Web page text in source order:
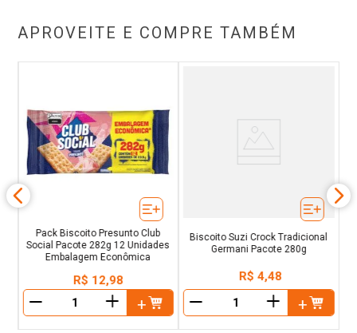
APROVEITE E COMPRE TAMBÉM
Pack Biscoito Presunto Club
Social Pacote 282g 12 Unidades
Embalagem Econômica
R$ 12,98
＋
Biscoito Suzi Crock Tradicional
Germani Pacote 280g
R$ 4,48
＋